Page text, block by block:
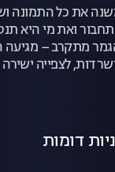
את כל התמונה
ואת מי היא
מתקרב – מגיעה
לצפייה ישירה
דומות